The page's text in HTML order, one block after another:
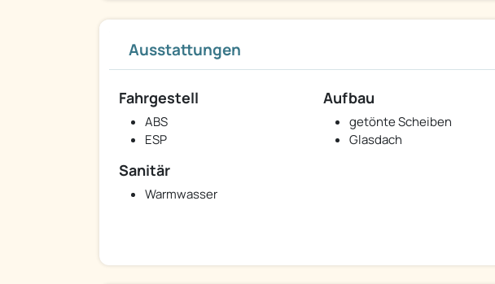
Ausstattungen
Fahrgestell
ABS
ESP
Aufbau
getönte Scheiben
Glasdach
Sanitär
Warmwasser